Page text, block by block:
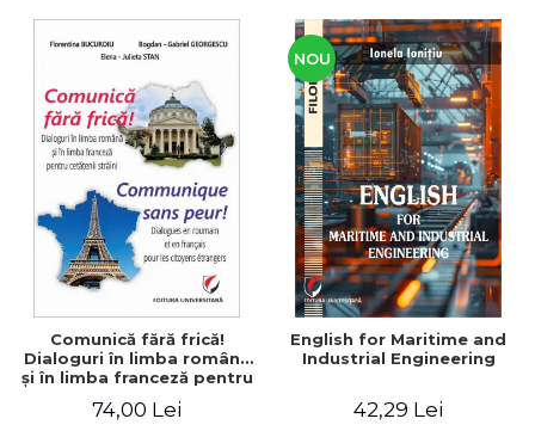
Comunică fără frică!
Dialoguri în limba română
şi în limba franceză pentru
străini/Communique sans
74,00 Lei
NOU
English for Maritime and
Industrial Engineering
42,29 Lei